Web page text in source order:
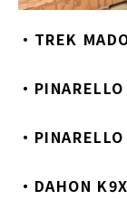
・TREK
・
・
・DAHON